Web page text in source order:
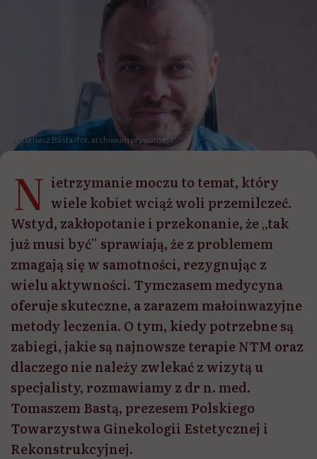
dr Tomasz Basta /fot. archiwum prywatne
N ietrzymanie moczu to temat, który
wiele kobiet wciąż woli przemilczeć.
Wstyd, zakłopotanie i przekonanie, że „tak
już musi być” sprawiają, że z problemem
zmagają się w samotności, rezygnując z
wielu aktywności. Tymczasem medycyna
oferuje skuteczne, a zarazem małoinwazyjne
metody leczenia. O tym, kiedy potrzebne są
zabiegi, jakie są najnowsze terapie NTM oraz
dlaczego nie należy zwlekać z wizytą u
specjalisty, rozmawiamy z dr n. med.
Tomaszem Bastą, prezesem Polskiego
Towarzystwa Ginekologii Estetycznej i
Rekonstrukcyjnej.